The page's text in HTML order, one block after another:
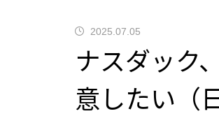
均ナスダ
2026.07.10
7/10ドル円、162.7でいきな
れたのはなぜか？ – まじめに
分析
で考えよう
2025.07.05
ナスダック
意したい（